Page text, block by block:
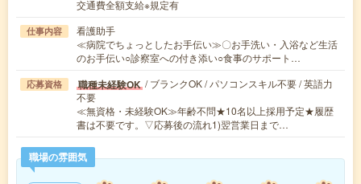
交通費全額支給※規定有
仕事内容
看護助手
≪病院でちょっとしたお手伝い≫〇お手洗い・入浴など生活
のお手伝い○診察室への付き添い○食事のサポート…
応募資格 職種未経験OK / ブランクOK / パソコンスキル不要 / 英語力
不要
≪無資格・未経験OK≫年齢不問★10名以上採用予定★履歴
書は不要です。▽応募後の流れ1)翌営業日まで…
職場の雰囲気